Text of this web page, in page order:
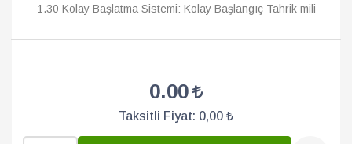
1.30 Kolay Başlatma Sistemi: Kolay Başlangıç Tahrik mili
0.00
Taksitli Fiyat: 0,00 ₺